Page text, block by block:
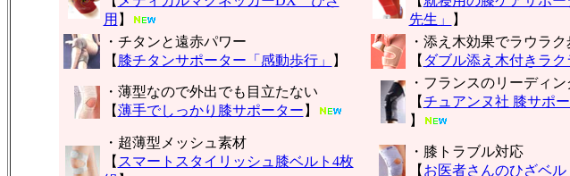
用 】
先生」
】
・チタンと遠赤パワー
【 膝チタンサポーター「感動歩行」 】
・添え木効果でラウラク
【 ダブル添え木付きラク
・薄型なので外出でも目立たない
【薄手でしっかり膝サポーター 】
・フランスのリーディ
【チュアンヌ社 膝サポ
】
・超薄型メッシュ素材
【 スマートスタイリッシュ膝ベルト4枚
・膝トラブル対応
【 お医者さんのひざベル